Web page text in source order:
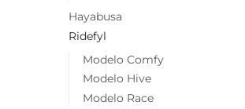
Hayabusa
Ridefyl
Modelo Comfy
Modelo Hive
Modelo Race